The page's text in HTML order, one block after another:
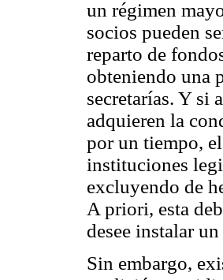
un régimen
socios pueden
reparto de
obteniendo una
secretarías. Y si
adquieren la
por un tiempo,
instituciones
excluyendo de
A priori, esta
desee instalar
Sin embargo,